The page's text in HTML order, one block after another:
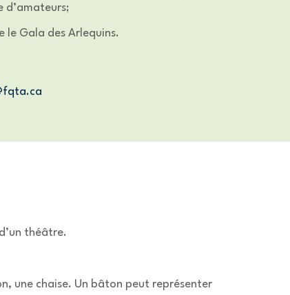
d’amateurs;
le Gala des Arlequins.
théâtre.
une chaise. Un bâton peut représenter